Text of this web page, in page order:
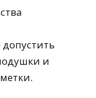
и